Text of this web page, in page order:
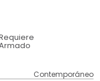
Contemporáneo